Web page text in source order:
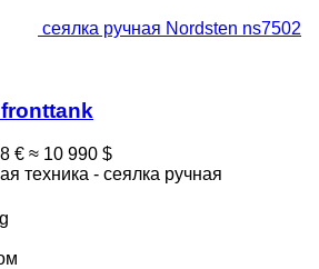
сеялка ручная Nordsten ns7502
€ ≈ 10 990 $
техника - сеялка ручная